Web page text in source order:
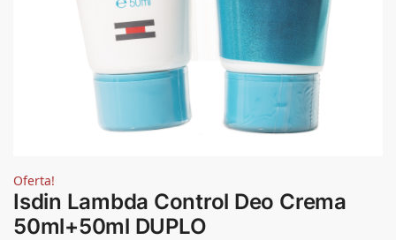
Oferta!
Isdin Lambda Control Deo Crema
50ml+50ml DUPLO